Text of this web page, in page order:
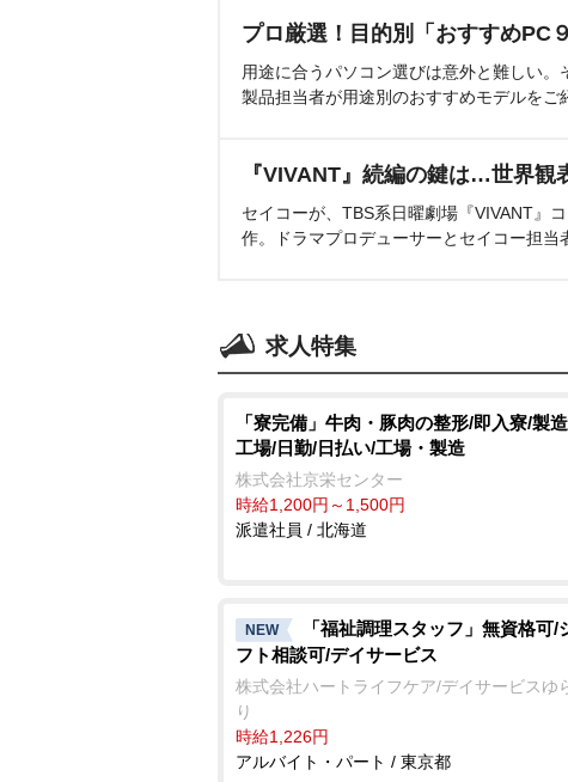
プロ厳選！目的別「おすすめPC
用途に合うパソコン選びは意外と難しい
製品担当者が用途別のおすすめモデルをご
『VIVANT』続編の鍵は…世界観
セイコーが、TBS系日曜劇場『VIVANT』
作。ドラマプロデューサーとセイコー担当
求人特集
「寮完備」牛肉・豚肉の整形/即入寮/製造
工場/日勤/日払い/工場・製造
株式会社京栄センター
時給1,200円～1,500円
派遣社員 / 北海道
NEW
「福祉調理スタッフ」無資格可/
フト相談可/デイサービス
株式会社ハートライフケア/デイサービスゆ
り
時給1,226円
アルバイト・パート / 東京都